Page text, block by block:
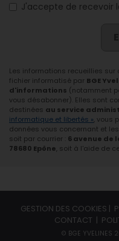
J'accepte de recevoir
Les informations recueillies
fichier informatisé par BGE
d'informations (notamment
vous désabonner). Elles sont
destinées au service
informatique et libertés » , vous
données vous concernant et
soit par courrier :
6 avenue de
78680 Epône , soit à l'aide de
GESTION DES COOKIES |
CONTACT |
© BGE YVELINES